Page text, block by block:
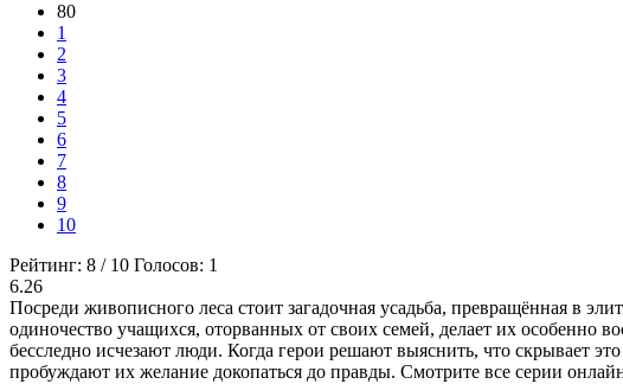
80
1
2
3
4
5
6
7
8
9
10
Рейтинг: 8 / 10 Голосов: 1
6.26
Посреди живописного леса стоит загадочная усадьба, превращённая в
одиночество учащихся, оторванных от своих семей, делает их
бесследно исчезают люди. Когда герои решают выяснить, что скрывает
пробуждают их желание докопаться до правды. Смотрите все серии